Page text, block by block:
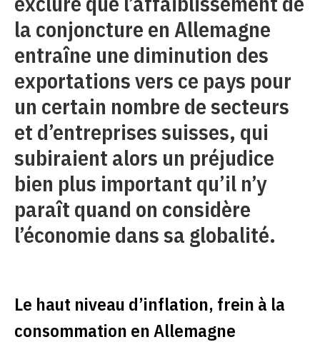
la conjoncture en Allemagne
entraîne une diminution des
exportations vers ce pays pour
un certain nombre de secteurs
et d’entreprises suisses, qui
subiraient alors un préjudice
bien plus important qu’il n’y
paraît quand on considère
l’économie dans sa globalité.
Le haut niveau d’inflation, frein à la
consommation en Allemagne